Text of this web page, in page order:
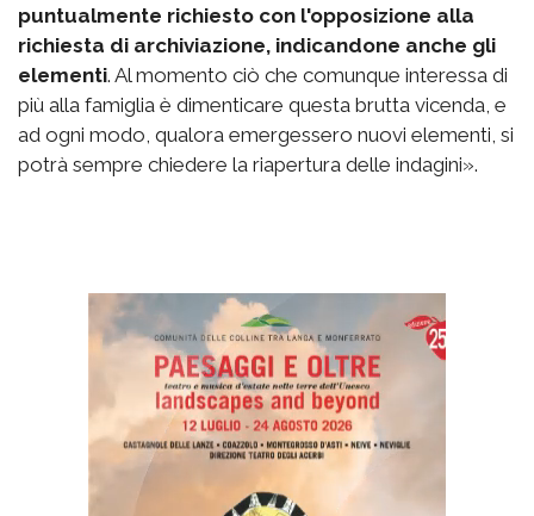
puntualmente richiesto con l'opposizione alla
richiesta di archiviazione, indicandone anche gli
elementi. Al momento ciò che comunque interessa di
più alla famiglia è dimenticare questa brutta vicenda, e
ad ogni modo, qualora emergessero nuovi elementi, si
potrà sempre chiedere la riapertura delle indagini».